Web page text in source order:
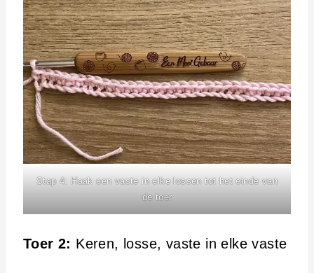
Stap 4: Haak een vaste in elke lossen tot het einde van
de toer
Toer 2: Keren, losse, vaste in elke vaste